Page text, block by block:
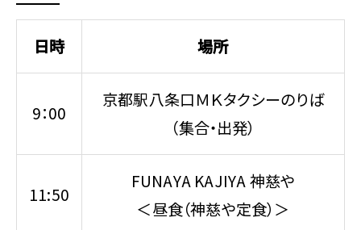
日時 場所
9：00
京都駅八条口ＭＫタクシーのりば
（集合・出発）
11:50
FUNAYA KAJIYA 神慈や
＜昼食（神慈や定食）＞